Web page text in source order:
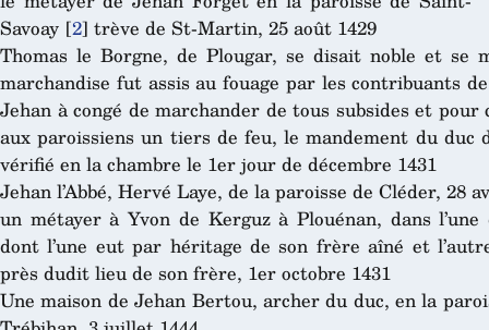
Savoay [2] trève de St-Martin, 25 août 1429
Thomas le Borgne, de Plougar, se disait noble et se
marchandise fut assis au fouage par les contribuants
Jehan à congé de marchander de tous subsides et
aux paroissiens un tiers de feu, le mandement du duc
vérifié en la chambre le 1er jour de décembre 1431
Jehan l’Abbé, Hervé Laye, de la paroisse de Cléder, 28
un métayer à Yvon de Kerguz à Plouénan, dans
dont l’une eut par héritage de son frère aîné et
près dudit lieu de son frère, 1er octobre 1431
Une maison de Jehan Bertou, archer du duc, en la